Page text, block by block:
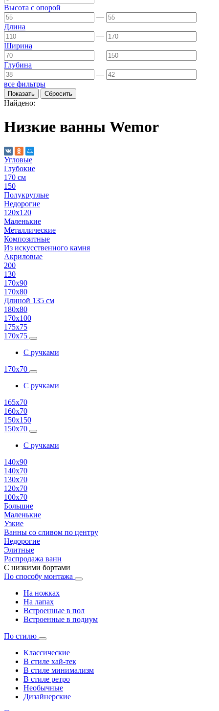
Высота с опорой
—
Длина
—
Ширина
—
Глубина
—
все фильтры
Найдено:
Низкие ванны Wemor
Угловые
Глубокие
170 см
150
Полукруглые
Недорогие
120х120
Маленькие
Металлические
Композитные
Из искусственного камня
Акриловые
200
130
170х90
170х80
Длиной 135 см
180х80
170х100
175х75
170х75
С ручками
170х70
С ручками
165х70
160х70
150х150
150х70
С ручками
140х90
140х70
130х70
120х70
100х70
Большие
Маленькие
Узкие
Ванны со сливом по центру
Недорогие
Элитные
Распродажа ванн
С низкими бортами
По способу монтажа
На ножках
На лапах
Встроенные в пол
Встроенные в подиум
По стилю
Классические
В стиле хай-тек
В стиле минимализм
В стиле ретро
Необычные
Дизайнерские